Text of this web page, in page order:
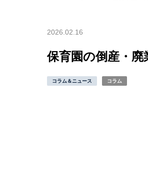
2026.02.16
保育園の倒産・
コラム＆ニュース コラム